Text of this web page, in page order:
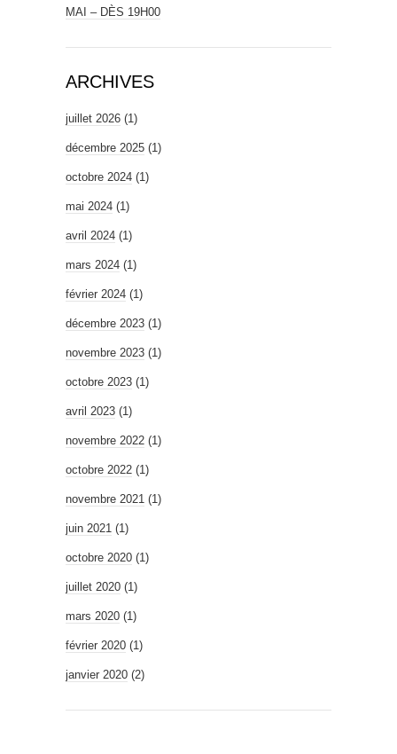
MAI – DÈS 19H00
ARCHIVES
juillet 2026 (1)
décembre 2025 (1)
octobre 2024 (1)
mai 2024 (1)
avril 2024 (1)
mars 2024 (1)
février 2024 (1)
décembre 2023 (1)
novembre 2023 (1)
octobre 2023 (1)
avril 2023 (1)
novembre 2022 (1)
octobre 2022 (1)
novembre 2021 (1)
juin 2021 (1)
octobre 2020 (1)
juillet 2020 (1)
mars 2020 (1)
février 2020 (1)
janvier 2020 (2)